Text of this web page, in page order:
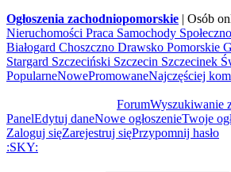
Ogłoszenia zachodniopomorskie | Osób
Nieruchomości Praca Samochody
Białogard Choszczno Drawsko Pomorskie
Stargard Szczeciński Szczecin Szczecinek
PopularneNowePromowaneNajczęściej
ForumWyszukiwanie
PanelEdytuj daneNowe ogłoszenieTwoje
Zaloguj sięZarejestruj sięPrzypomnij hasło
:SKY: